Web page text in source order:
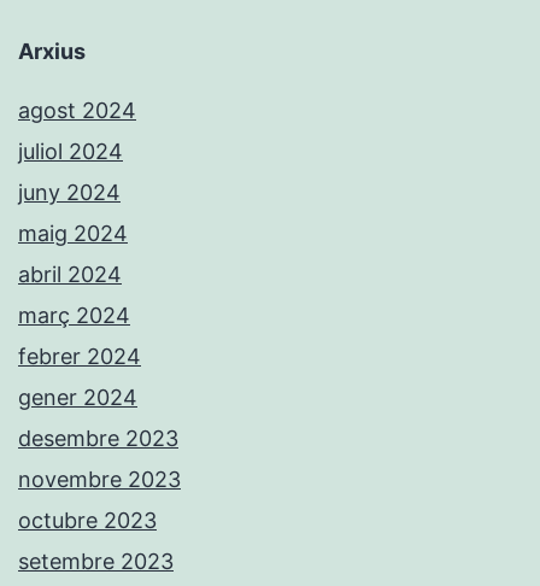
Arxius
agost 2024
juliol 2024
juny 2024
maig 2024
abril 2024
març 2024
febrer 2024
gener 2024
desembre 2023
novembre 2023
octubre 2023
setembre 2023